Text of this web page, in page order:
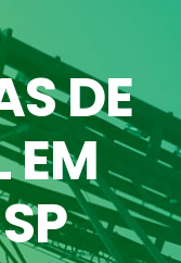
DE
EM